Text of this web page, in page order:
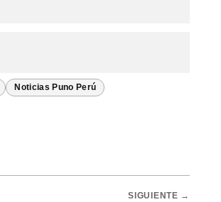
Noticias Puno Perú
SIGUIENTE →